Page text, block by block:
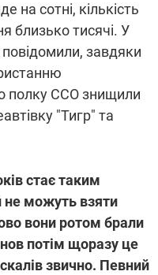
на сотні, кількість
близько тисячі. У
завдяки
полку ССО знищили
"Тигр" та
стає таким
можуть взяти
вони ротом брали
потім щоразу це
звично. Певний